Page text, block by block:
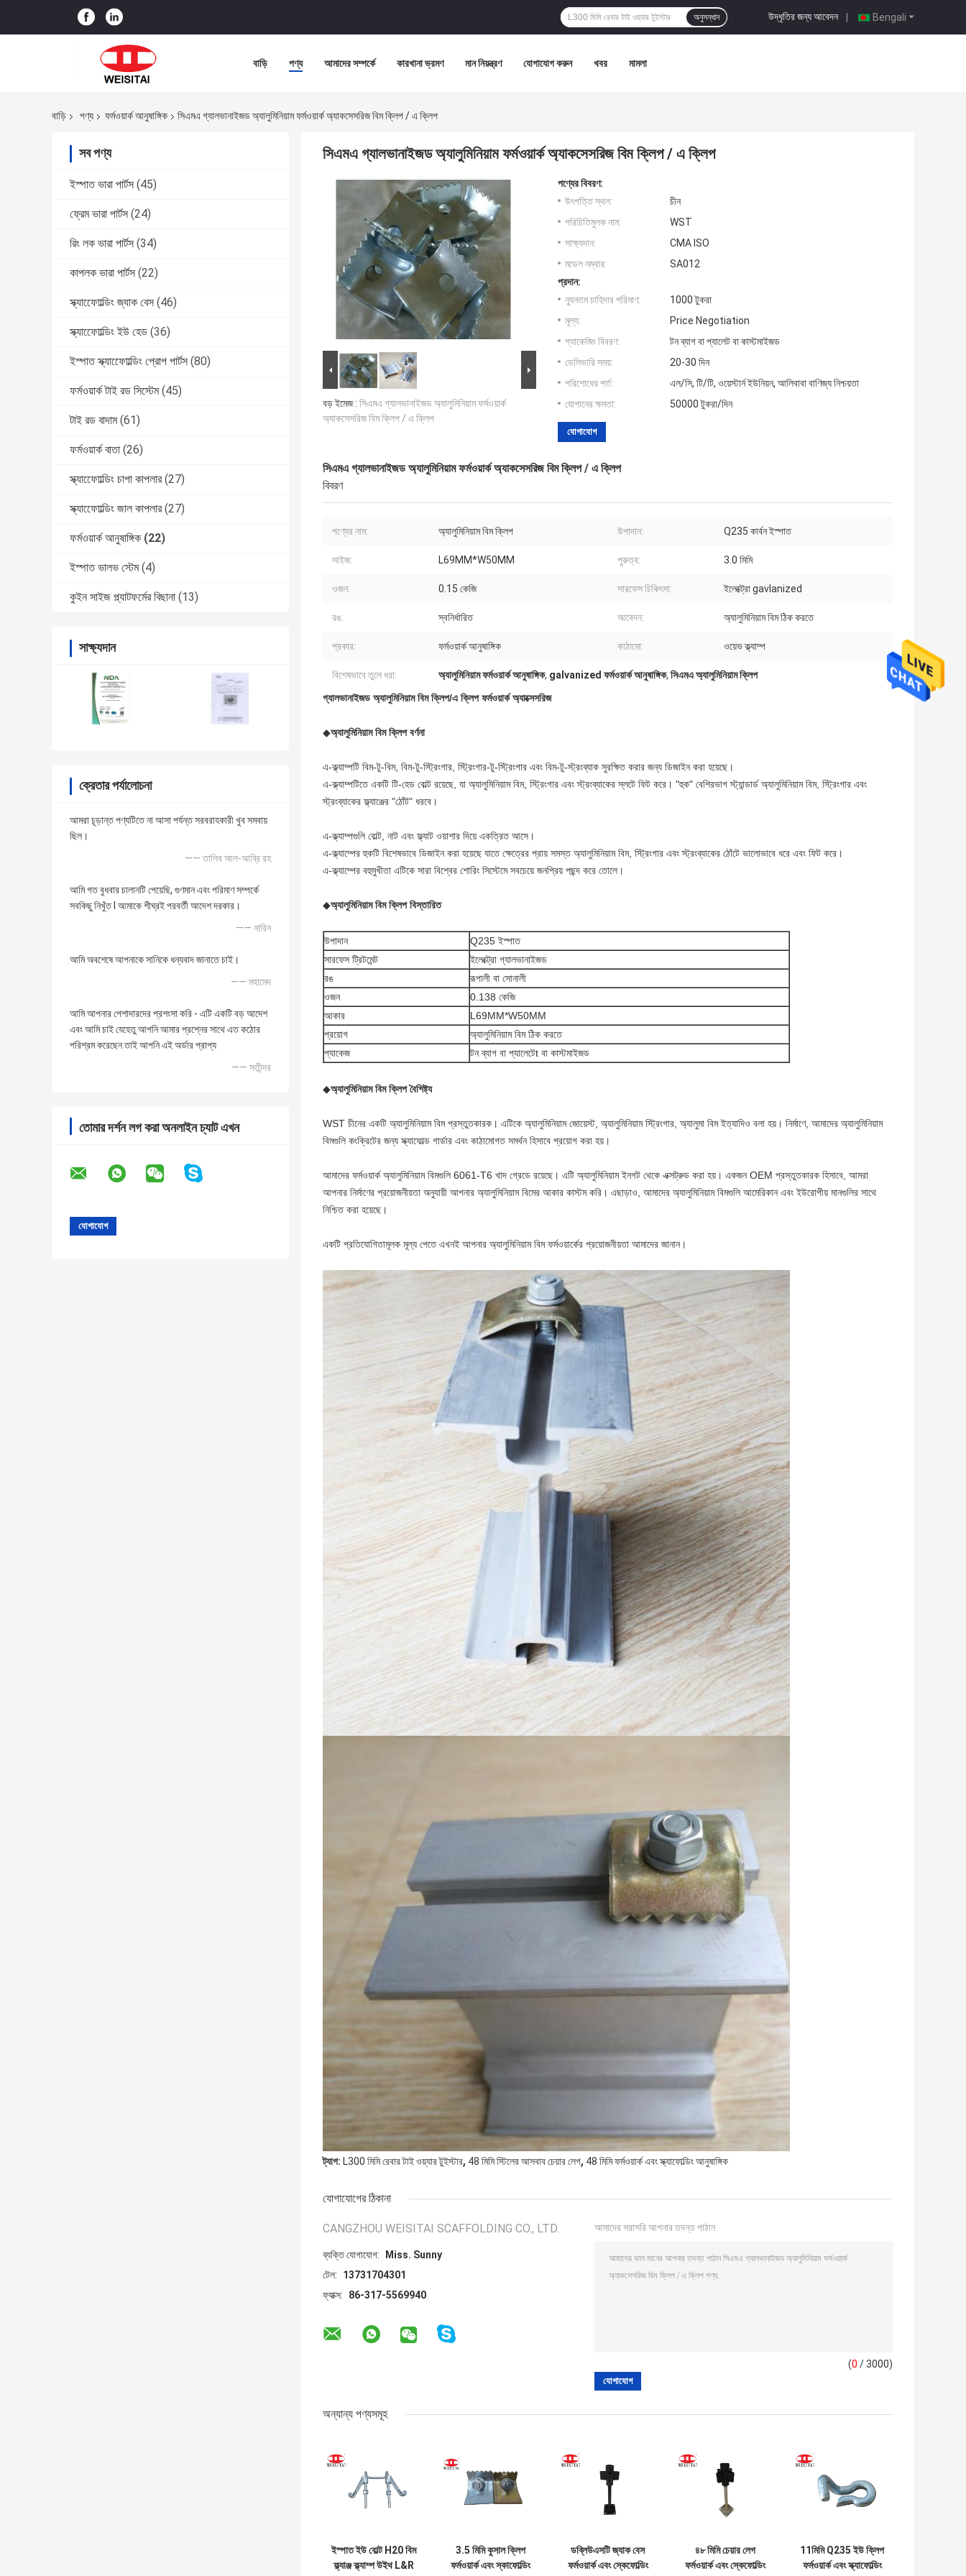
Bengali
উদ্ধৃতির জন্য আবেদন |
অনুসন্ধান
বাড়ি পণ্য আমাদের সম্পর্কে কারখানা ভ্রমণ মান নিয়ন্ত্রণ যোগাযোগ করুন খবর মামলা
বাড়ি পণ্য ফর্মওয়ার্ক আনুষাঙ্গিক সিএমএ গ্যালভানাইজড অ্যালুমিনিয়াম ফর্মওয়ার্ক অ্যাকসেসরিজ বিম ক্লিপ / এ ক্লিপ
সব পণ্য
ইস্পাত ভারা পার্টস (45)
ফ্রেম ভারা পার্টস (24)
রিং লক ভারা পার্টস (34)
কাপলক ভারা পার্টস (22)
স্ক্যাফোোল্ডিং জ্যাক বেস (46)
স্ক্যাফোোল্ডিং ইউ হেড (36)
ইস্পাত স্ক্যাফোোল্ডিং প্রোপ পার্টস (80)
ফর্মওয়ার্ক টাই রড সিস্টেম (45)
টাই রড বাদাম (61)
ফর্মওয়ার্ক বাতা (26)
স্ক্যাফোোল্ডিং চাপা কাপলার (27)
স্ক্যাফোোল্ডিং জাল কাপলার (27)
ফর্মওয়ার্ক আনুষাঙ্গিক (22)
ইস্পাত ভালভ স্টেম (4)
কুইন সাইজ প্ল্যাটফর্মের বিছানা (13)
সাক্ষ্যদান
ক্রেতার পর্যালোচনা
আমরা চূড়ান্ত পণ্যটিতে না আসা পর্যন্ত সরবরাহকারী খুব সমবায়
ছিল।
—— তালিব আল-আব্রি রহ
আমি গত বুধবার চালানটি পেয়েছি, গুণমান এবং পরিমাণ সম্পর্কে
সবকিছু নিখুঁত I আমাকে শীঘ্রই পরবর্তী আদেশ দরকার।
—— নারিন
আমি অবশেষে আপনাকে সানিকে ধন্যবাদ জানাতে চাই।
—— মহামেদ
আমি আপনার পেশাদারদের প্রশংসা করি - এটি একটি বড় আদেশ
এবং আমি চাই যেহেতু আপনি আমার প্রশ্নের সাথে এত কঠোর
পরিশ্রম করেছেন তাই আপনি এই অর্ডার প্রাপ্য
—— সতীন্দর
তোমার দর্শন লগ করা অনলাইন চ্যাট এখন
সিএমএ গ্যালভানাইজড অ্যালুমিনিয়াম ফর্মওয়ার্ক অ্যাকসেসরিজ বিম ক্লিপ / এ ক্লিপ
বড় ইমেজ : সিএমএ গ্যালভানাইজড অ্যালুমিনিয়াম ফর্মওয়ার্ক
অ্যাকসেসরিজ বিম ক্লিপ / এ ক্লিপ
পণ্যের বিবরণ:
উৎপত্তি স্থল:
চীন
পরিচিতিমুলক নাম:
WST
সাক্ষ্যদান:
CMA ISO
মডেল নম্বার:
SA012
প্রদান:
ন্যূনতম চাহিদার পরিমাণ:
1000 টুকরা
মূল্য:
Price Negotiation
প্যাকেজিং বিবরণ:
টন ব্যাগ বা প্যালেট বা কাস্টমাইজড
ডেলিভারি সময়:
20-30 দিন
পরিশোধের শর্ত:
এল/সি, টি/টি, ওয়েস্টার্ন ইউনিয়ন, আলিবাবা বাণিজ্য নিশ্চয়তা
যোগানের ক্ষমতা:
50000 টুকরা/দিন
যোগাযোগ
সিএমএ গ্যালভানাইজড অ্যালুমিনিয়াম ফর্মওয়ার্ক অ্যাকসেসরিজ বিম ক্লিপ / এ ক্লিপ
বিবরণ
পণ্যের নাম: অ্যালুমিনিয়াম বিম ক্লিপ উপাদান: Q235 কার্বন ইস্পাত
সাইজ: L69MM*W50MM পুরুত্ব: 3.0 মিমি
ওজন: 0.15 কেজি সারফেস চিকিৎসা: ইলেক্ট্রো gavlanized
রঙ: স্বনির্ধারিত আবেদন: অ্যালুমিনিয়াম বিম ঠিক করতে
প্রকার: ফর্মওয়ার্ক আনুষাঙ্গিক কাঠামো: ওয়েভ ক্ল্যাম্প
বিশেষভাবে তুলে ধরা: অ্যালুমিনিয়াম ফর্মওয়ার্ক আনুষাঙ্গিক, galvanized ফর্মওয়ার্ক আনুষাঙ্গিক, সিএমএ অ্যালুমিনিয়াম ক্লিপ
গ্যালভানাইজড অ্যালুমিনিয়াম বিম ক্লিপ/এ ক্লিপ ফর্মওয়ার্ক অ্যাক্সেসরিজ
◆অ্যালুমিনিয়াম বিম ক্লিপবর্ণনা
এ-ক্ল্যাম্পটি বিম-টু-বিম, বিম-টু-স্ট্রিংগার, স্ট্রিংগার-টু-স্ট্রিংগার এবং বিম-টু-স্ট্রংব্যাক সুরক্ষিত করার জন্য ডিজাইন করা হয়েছে।
এ-ক্ল্যাম্পটিতে একটি টি-হেড বোল্ট রয়েছে, যা অ্যালুমিনিয়াম বিম, স্ট্রিংগার এবং স্ট্রংব্যাকের স্লটে ফিট করে। "হুক" বেশিরভাগ স্ট্যান্ডার্ড অ্যালুমিনিয়াম বিম, স্ট্রিংগার এবং
স্ট্রংব্যাকের ফ্ল্যাঞ্জের "ঠোঁট" ধরবে।
এ-ক্ল্যাম্পগুলি বোল্ট, নাট এবং ফ্ল্যাট ওয়াশার দিয়ে একত্রিত আসে।
এ-ক্ল্যাম্পের হুকটি বিশেষভাবে ডিজাইন করা হয়েছে যাতে ক্ষেত্রের প্রায় সমস্ত অ্যালুমিনিয়াম বিম, স্ট্রিংগার এবং স্ট্রংব্যাকের ঠোঁটে ভালোভাবে ধরে এবং ফিট করে।
এ-ক্ল্যাম্পের বহুমুখীতা এটিকে সারা বিশ্বের শোরিং সিস্টেমে সবচেয়ে জনপ্রিয় পছন্দ করে তোলে।
◆অ্যালুমিনিয়াম বিম ক্লিপবিস্তারিত
উপাদান
Q235 ইস্পাত
সারফেস ট্রিটমেন্ট
ইলেক্ট্রো গ্যালভানাইজড
রঙ
রূপালী বা সোনালী
ওজন
0.138 কেজি
আকার
L69MM*W50MM
প্রয়োগ
অ্যালুমিনিয়াম বিম ঠিক করতে
প্যাকেজ
টন ব্যাগ বা প্যালেটেt বা কাস্টমাইজড
◆অ্যালুমিনিয়াম বিম ক্লিপবৈশিষ্ট্য
WST চীনের একটি অ্যালুমিনিয়াম বিম প্রস্তুতকারক। এটিকে অ্যালুমিনিয়াম জোয়েস্ট, অ্যালুমিনিয়াম স্ট্রিংগার, অ্যালুমা বিম ইত্যাদিও বলা হয়। নির্মাণে, আমাদের অ্যালুমিনিয়াম
বিমগুলি কংক্রিটের জন্য স্ক্যাফোল্ড গার্ডার এবং কাঠামোগত সমর্থন হিসাবে প্রয়োগ করা হয়।
আমাদের ফর্মওয়ার্ক অ্যালুমিনিয়াম বিমগুলি 6061-T6 খাদ গ্রেডে রয়েছে। এটি অ্যালুমিনিয়াম ইনগট থেকে এক্সট্রুড করা হয়। একজন OEM প্রস্তুতকারক হিসাবে, আমরা
আপনার নির্মাণের প্রয়োজনীয়তা অনুযায়ী আপনার অ্যালুমিনিয়াম বিমের আকার কাস্টম করি। এছাড়াও, আমাদের অ্যালুমিনিয়াম বিমগুলি আমেরিকান এবং ইউরোপীয় মানগুলির সাথে
নিশ্চিত করা হয়েছে।
একটি প্রতিযোগিতামূলক মূল্য পেতে এখনই আপনার অ্যালুমিনিয়াম বিম ফর্মওয়ার্কের প্রয়োজনীয়তা আমাদের জানান।
ট্যাগ: L300 মিমি রেবার টাই ওয়্যার টুইস্টার, 48 মিমি স্টিলের আসবাব চেয়ার লেগ, 48 মিমি ফর্মওয়ার্ক এবং স্ক্যাফোল্ডিং আনুষাঙ্গিক
যোগাযোগের ঠিকানা
CANGZHOU WEISITAI SCAFFOLDING CO., LTD.
ব্যক্তি যোগাযোগ:
Miss. Sunny
টেল:
13731704301
ফ্যাক্স:
86-317-5569940
আমাদের সরাসরি আপনার তদন্ত পাঠান
(0 / 3000)
অন্যান্য পণ্যসমূহ
ইস্পাত ইউ বোল্ট H20 বিম
ফ্ল্যাঞ্জ ক্ল্যাম্প উইথ L&R
3.5 মিমি কুসাল ক্লিপ
ফর্মওয়ার্ক এবং স্কাফোল্ডিং
ডব্লিউএসটি জ্যাক বেস
ফর্মওয়ার্ক এবং স্কেফোল্ডিং
৪৮ মিমি চেয়ার লেগ
ফর্মওয়ার্ক এবং স্কেফোল্ডিং
11মিমি Q235 ইউ ক্লিপ
ফর্মওয়ার্ক এবং স্ক্যাফোল্ডিং